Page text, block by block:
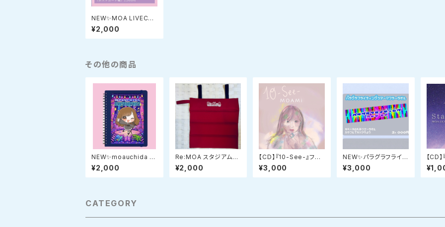
NEW✨MOA LIVECAR
DBOOK 『アイタスギ
ル』 ポストカード収納ケ
¥2,000
その他の商品
NEW✨moauchida B
ERRY BERRYNOTE
¥2,000
Re:MOA スタジアムク
ッション レッド
¥2,000
【CD】『10-See-』フル
アルバム
¥3,000
NEW✨パラグラフライテ
ィング2026ツアーマフ
ラータオル
¥3,000
【CD
００
CATEGORY